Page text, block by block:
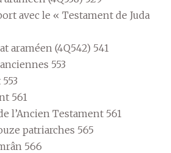
avec le « Testament de Juda
araméen (4Q542) 541
553
561
l’Ancien Testament 561
patriarches 565
566